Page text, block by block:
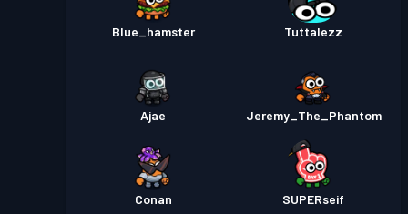
Blue_hamster Tuttalezz
Ajae Jeremy_The_Phantom
Conan SUPERseif